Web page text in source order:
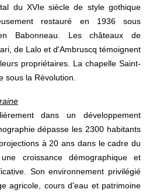
du XVIe siècle de style gothique
restauré en 1936 sous
Babonneau. Les châteaux de
de Lalo et d'Ambruscq témoignent
propriétaires. La chapelle Saint-
sous la Révolution.
dans un développement
dépasse les 2300 habitants
à 20 ans dans le cadre du
croissance démographique et
Son environnement privilégié
agricole, cours d'eau et patrimoine